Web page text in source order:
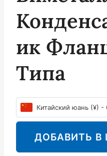
Ик
Типа
Китайский юань (¥) -
ДОБАВИТЬ В